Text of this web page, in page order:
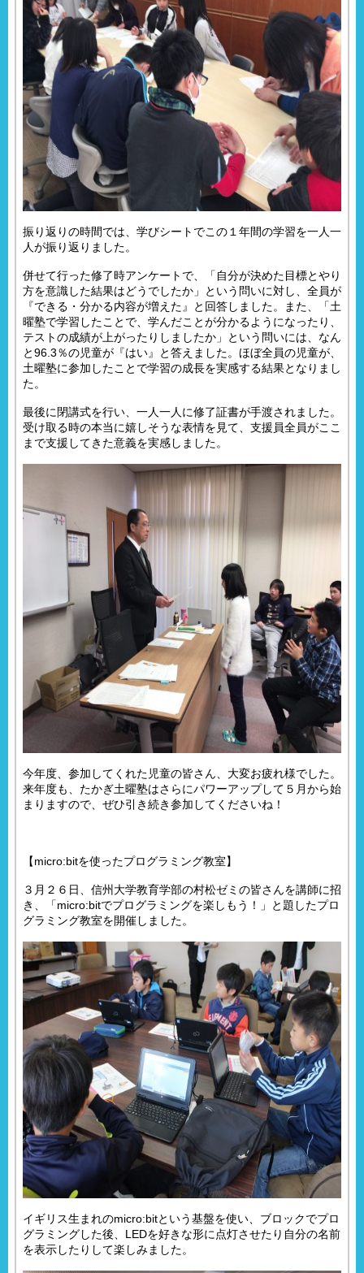
振り返りの時間では、学びシートでこの１年間の学習を一人一
人が振り返りました。
併せて行った修了時アンケートで、「自分が決めた目標とやり
方を意識した結果はどうでしたか」という問いに対し、全員が
『できる・分かる内容が増えた』と回答しました。また、「土
曜塾で学習したことで、学んだことが分かるようになったり、
テストの成績が上がったりしましたか」という問いには、なん
と96.3％の児童が『はい』と答えました。ほぼ全員の児童が、
土曜塾に参加したことで学習の成長を実感する結果となりまし
た。
最後に閉講式を行い、一人一人に修了証書が手渡されました。
受け取る時の本当に嬉しそうな表情を見て、支援員全員がここ
まで支援してきた意義を実感しました。
今年度、参加してくれた児童の皆さん、大変お疲れ様でした。
来年度も、たかぎ土曜塾はさらにパワーアップして５月から始
まりますので、ぜひ引き続き参加してくださいね！
【micro:bitを使ったプログラミング教室】
３月２６日、信州大学教育学部の村松ゼミの皆さんを講師に招
き、「micro:bitでプログラミングを楽しもう！」と題したプロ
グラミング教室を開催しました。
イギリス生まれのmicro:bitという基盤を使い、ブロックでプロ
グラミングした後、LEDを好きな形に点灯させたり自分の名前
を表示したりして楽しみました。